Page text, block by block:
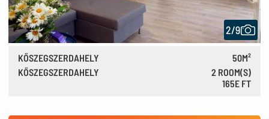
2/9
KŐSZEGSZERDAHELY
50M²
KŐSZEGSZERDAHELY
2 ROOM(S)
165E FT